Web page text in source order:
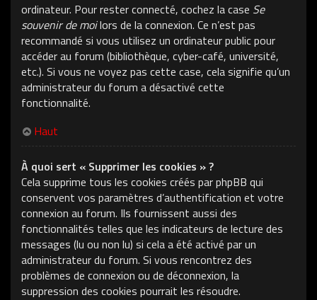
ordinateur. Pour rester connecté, cochez la case Se
souvenir de moilors de la connexion. Ce n’est pas
recommandé si vous utilisez un ordinateur public pour
accéder au forum (bibliothèque, cyber-café, université,
etc.). Si vous ne voyez pas cette case, cela signifie qu’un
administrateur du forum a désactivé cette
fonctionnalité.
Haut
À quoi sert « Supprimer les cookies » ?
Cela supprime tous les cookies créés par phpBB qui
conservent vos paramètres d’authentification et votre
connexion au forum. Ils fournissent aussi des
fonctionnalités telles que les indicateurs de lecture des
messages (lu ou non lu) si cela a été activé par un
administrateur du forum. Si vous rencontrez des
problèmes de connexion ou de déconnexion, la
suppression des cookies pourrait les résoudre.